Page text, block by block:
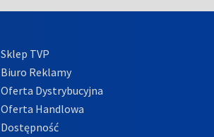
Sklep TVP
Biuro Reklamy
Oferta Dystrybucyjna
Oferta Handlowa
Dostępność